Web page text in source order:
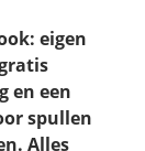
eigen
en een
spullen
Alles